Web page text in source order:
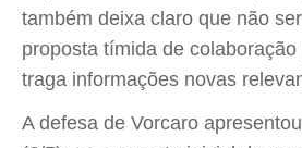
também deixa claro que não
proposta tímida de
traga informações novas
A defesa de Vorcaro